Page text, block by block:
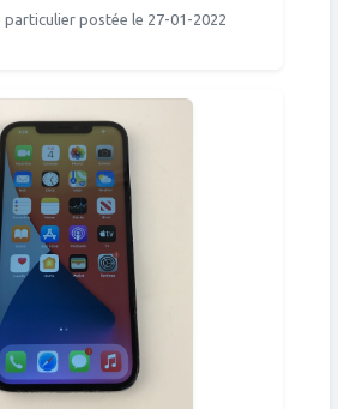
particulier postée le 27-01-2022